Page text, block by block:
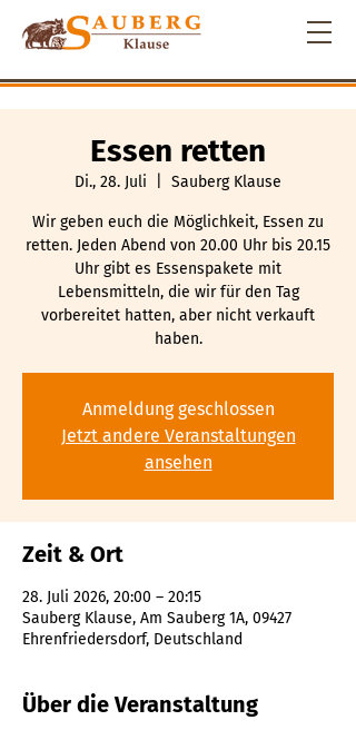
Essen retten
Di., 28. Juli Sauberg Klause
Wir geben euch die Möglichkeit, Essen zu
retten. Jeden Abend von 20.00 Uhr bis 20.15
Uhr gibt es Essenspakete mit
Lebensmitteln, die wir für den Tag
vorbereitet hatten, aber nicht verkauft
haben.
Anmeldung geschlossen
Jetzt andere Veranstaltungen
ansehen
Zeit & Ort
28. Juli 2026, 20:00 – 20:15
Sauberg Klause, Am Sauberg 1A, 09427
Ehrenfriedersdorf, Deutschland
Über die Veranstaltung